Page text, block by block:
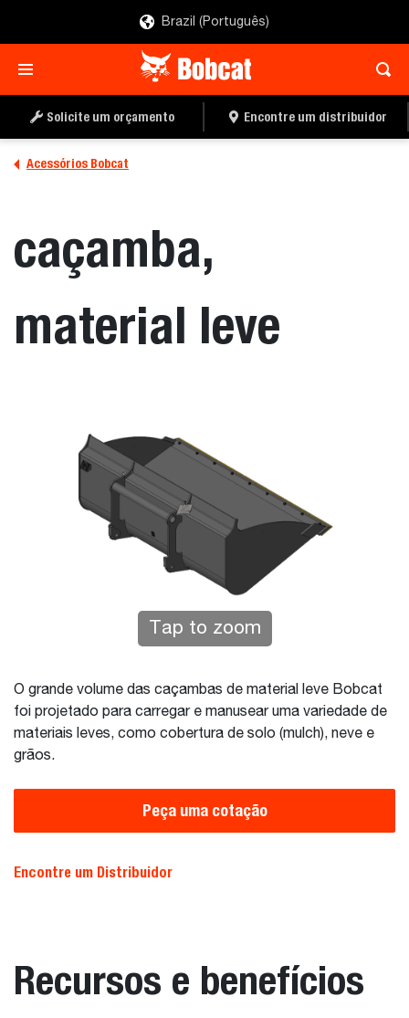
Brazil (Português)
Solicite um orçamento Encontre um distribuidor
Acessórios Bobcat
caçamba,
material leve
Tap to zoom
O grande volume das caçambas de material leve Bobcat
foi projetado para carregar e manusear uma variedade de
materiais leves, como cobertura de solo (mulch), neve e
grãos.
Peça uma cotação
Encontre um Distribuidor
Recursos e benefícios
PEÇA UMA COTAÇÃO
ENCONTRE UM